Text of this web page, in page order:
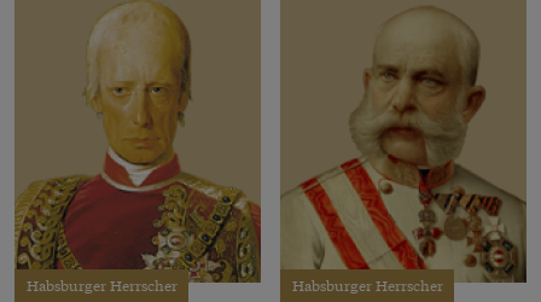
Habsburger Herrscher Habsburger Herrscher